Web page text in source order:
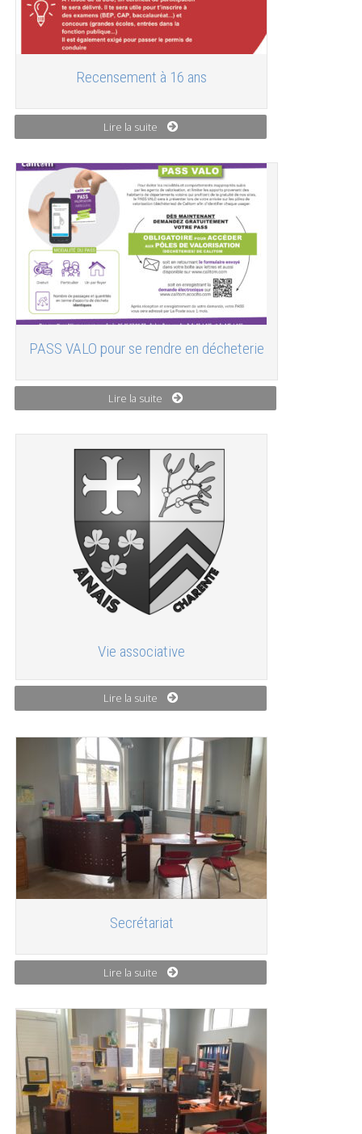
Recensement à 16 ans
Lire la suite
PASS VALO pour se rendre en décheterie
Lire la suite
Vie associative
Lire la suite
Secrétariat
Lire la suite